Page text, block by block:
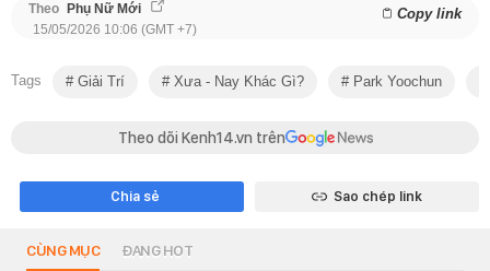
Theo Phụ Nữ Mới Copy link
15/05/2026 10:06 (GMT +7)
Tags Giải Trí Xưa - Nay Khác Gì? Park Yoochun
Theo dõi Kenh14.vn trên
Chia sẻ Sao chép link
CÙNG MỤC ĐANG HOT